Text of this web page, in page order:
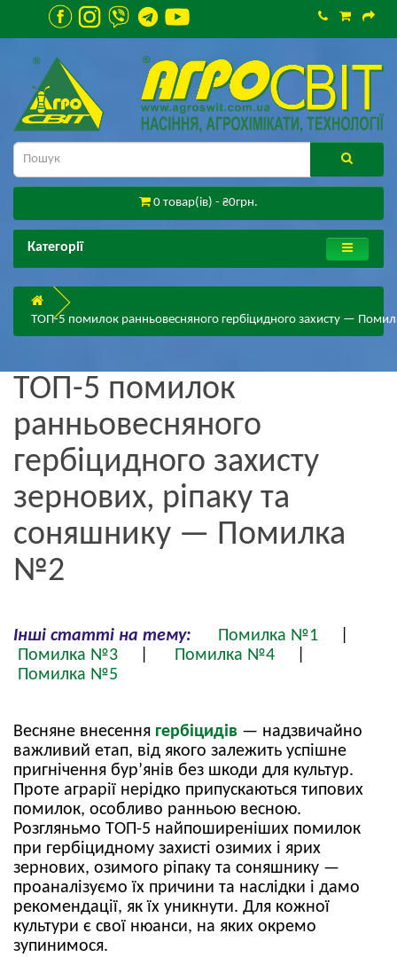
0 товар(ів) - ₴0грн.
Категорії
ТОП-5 помилок ранньовесняного гербіцидного захисту —
ТОП-5 помилок
ранньовесняного
гербіцидного захисту
зернових, ріпаку та
соняшнику — Помилка
№2
Інші статті на тему: Помилка №1
Помилка №3
Помилка №4
Помилка №5
Весняне внесення гербіцидів — надзвичайно
важливий етап, від якого залежить успішне
пригнічення бур’янів без шкоди для культур.
Проте аграрії нерідко припускаються типових
помилок, особливо ранньою весною.
Розгляньмо ТОП-5 найпоширеніших помилок
при гербіцидному захисті озимих і ярих
зернових, озимого ріпаку та соняшнику —
проаналізуємо їх причини та наслідки і дамо
рекомендації, як їх уникнути. Для кожної
культури є свої нюанси, на яких окремо
зупинимося.